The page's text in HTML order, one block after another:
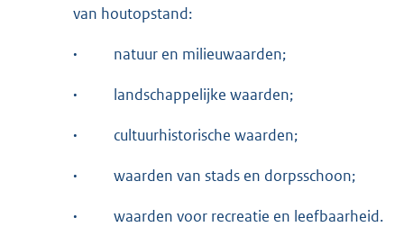
van houtopstand:
· natuur en milieuwaarden;
· landschappelijke waarden;
· cultuurhistorische waarden;
· waarden van stads en dorpsschoon;
· waarden voor recreatie en leefbaarheid.